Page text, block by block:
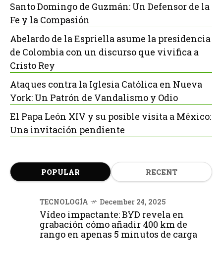
Santo Domingo de Guzmán: Un Defensor de la
Fe y la Compasión
Abelardo de la Espriella asume la presidencia
de Colombia con un discurso que vivifica a
Cristo Rey
Ataques contra la Iglesia Católica en Nueva
York: Un Patrón de Vandalismo y Odio
El Papa León XIV y su posible visita a México:
Una invitación pendiente
POPULAR RECENT
TECNOLOGÍA December 24, 2025
Vídeo impactante: BYD revela en
grabación cómo añadir 400 km de
rango en apenas 5 minutos de carga